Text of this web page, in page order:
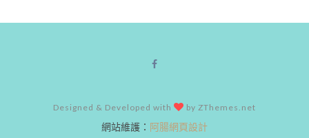
Designed & Developed with by ZThemes.net
網站維護： 阿腸網頁設計